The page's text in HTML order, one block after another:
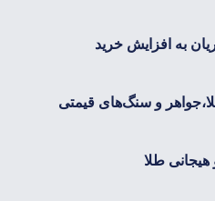
به افزایش خرید
و سنگ‌های قیمتی
طلا